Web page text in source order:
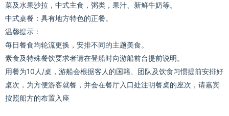
菜及水果沙拉，中式主食，粥类，果汁、新鲜牛奶等。
中式桌餐：具有地方特色的正餐。
温馨提示：
每日餐食均轮流更换，安排不同的主题美食。
素食及特殊餐饮要求者请在登船时向游船前台提前说明。
用餐为10人/桌，游船会根据客人的国籍、团队及饮食习惯提前安排好
桌次，为方便游客就餐，并会在餐厅入口处注明餐桌的座次，请嘉宾
按照船方的布置入座